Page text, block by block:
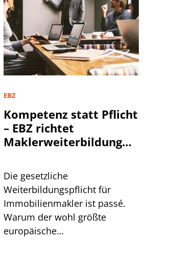
EBZ
Kompetenz statt Pflicht
– EBZ richtet
Maklerweiterbildung
Die gesetzliche
Weiterbildungspflicht für
Immobilienmakler ist passé.
Warum der wohl größte
europäische